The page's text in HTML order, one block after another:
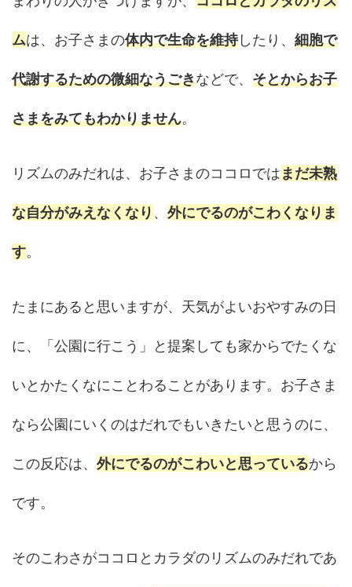
ムは、お子さまの体内で生命を維持したり、 細胞で
代謝するための微細なうごきなどで、 そとからお子
さまをみてもわかりません。
リズムのみだれは、お子さまのココロではまだ未熟
な自分がみえなくなり 、 外にでるのがこわくなりま
す。
たまにあると思いますが、天気がよいおやすみの日
に、「公園に行こう」と提案しても家からでたくな
いとかたくなにことわることがあります。お子さま
なら公園にいくのはだれでもいきたいと思うのに、
この反応は、 外にでるのがこわいと思っているから
です。
そのこわさがココロとカラダのリズムのみだれであ